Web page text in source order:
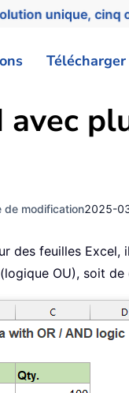
unique, cinq
Télécharger
avec
de modification2025-
des feuilles
OU), soit